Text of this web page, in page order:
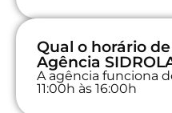
Qual o horário
Agência
A agência funciona
11:00h às 16:00h